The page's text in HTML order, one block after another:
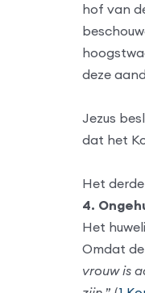
hof van
deze
Jezus
dat het
Het
4.
Het
Omdat
vrouw is